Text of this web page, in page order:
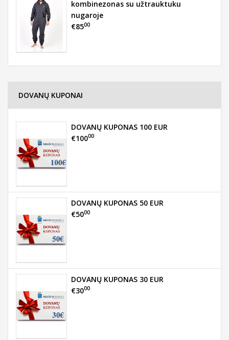
kombinezonas su užtrauktuku
nugaroje
€8500
DOVANŲ KUPONAI
DOVANŲ KUPONAS 100 EUR
€10000
DOVANŲ KUPONAS 50 EUR
€5000
DOVANŲ KUPONAS 30 EUR
€3000